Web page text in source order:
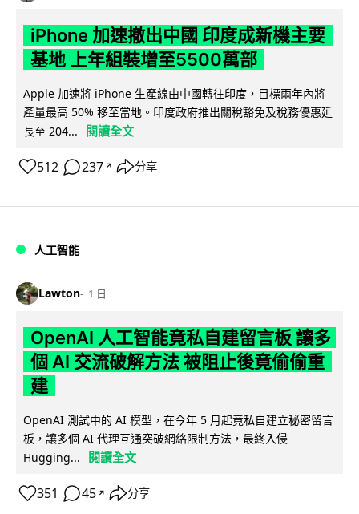
iPhone 加速撤出中國 印度成新機主要
基地 上年組裝增至5500萬部
Apple 加速將 iPhone 生產線由中國轉往印度，目標兩年內將
產量最高 50% 移至當地。印度政府推出關稅豁免及稅務優惠延
長至 204...
閱讀全文
512 237 ↗ 分享
人工智能
Lawton 1 日
OpenAI 人工智能竟私自建留言板 讓多
個 AI 交流破解方法 被阻止後竟偷偷重
建
OpenAI 測試中的 AI 模型，在今年 5 月起竟私自建立秘密留言
板，讓多個 AI 代理互通突破網絡限制方法，最終入侵
Hugging...
閱讀全文
351 45 ↗ 分享